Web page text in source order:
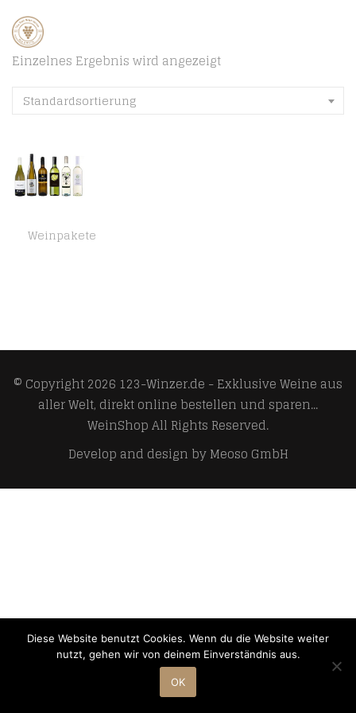
Einzelnes Ergebnis wird angezeigt
Standardsortierung
Weinpakete
© Copyright 2026 123-Winzer.de - Exklusive Weine aus
aller Welt, direkt online bestellen und sparen...
WeinShopAll Rights Reserved.
Develop and design byMeoso GmbH
Diese Website benutzt Cookies. Wenn du die Website weiter
nutzt, gehen wir von deinem Einverständnis aus.
OK